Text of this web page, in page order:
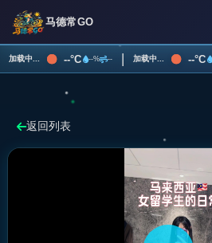
马德常GO
加载中... --°C --% -- | 加载中... --°C
返回列表